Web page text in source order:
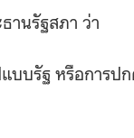
านรัฐสภา ว่า
บรัฐ หรือการป